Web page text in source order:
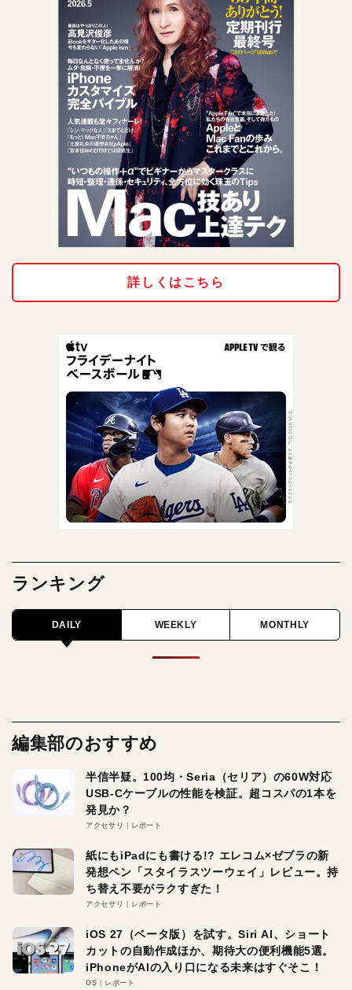
詳しくはこちら
ランキング
DAILY WEEKLY MONTHLY
編集部のおすすめ
半信半疑。100均・Seria（セリア）の60W対応
USB-Cケーブルの性能を検証。超コスパの1本を
発見か？
アクセサリ レポート
紙にもiPadにも書ける!? エレコム×ゼブラの新
発想ペン「スタイラスツーウェイ」レビュー。持
ち替え不要がラクすぎた！
アクセサリ レポート
iOS 27（ベータ版）を試す。Siri AI、ショート
カットの自動作成ほか、期待大の便利機能5選。
iPhoneがAIの入り口になる未来はすぐそこ！
OS レポート